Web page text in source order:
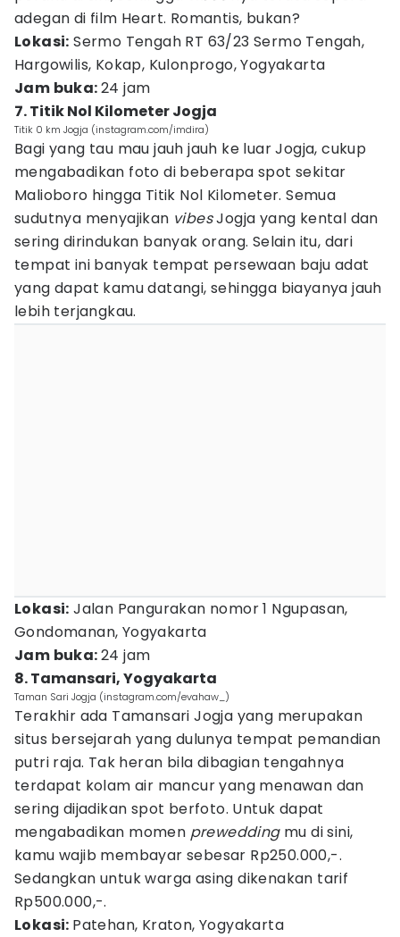
adegan di film Heart. Romantis, bukan?
Lokasi: Sermo Tengah RT 63/23 Sermo Tengah,
Hargowilis, Kokap, Kulonprogo, Yogyakarta
Jam buka:24 jam
7. Titik Nol Kilometer Jogja
Titik 0 km Jogja (instagram.com/imdira)
Bagi yang tau mau jauh jauh ke luar Jogja, cukup
mengabadikan foto di beberapa spot sekitar
Malioboro hingga Titik Nol Kilometer. Semua
sudutnya menyajikan vibesJogja yang kental dan
sering dirindukan banyak orang. Selain itu, dari
tempat ini banyak tempat persewaan baju adat
yang dapat kamu datangi, sehingga biayanya jauh
lebih terjangkau.
Lokasi: Jalan Pangurakan nomor 1 Ngupasan,
Gondomanan, Yogyakarta
Jam buka:24 jam
8. Tamansari, Yogyakarta
Taman Sari Jogja (instagram.com/evahaw_)
Terakhir ada Tamansari Jogja yang merupakan
situs bersejarah yang dulunya tempat pemandian
putri raja. Tak heran bila dibagian tengahnya
terdapat kolam air mancur yang menawan dan
sering dijadikan spot berfoto. Untuk dapat
mengabadikan momen preweddingmu di sini,
kamu wajib membayar sebesar Rp250.000,-.
Sedangkan untuk warga asing dikenakan tarif
Rp500.000,-.
Lokasi: Patehan, Kraton, Yogyakarta